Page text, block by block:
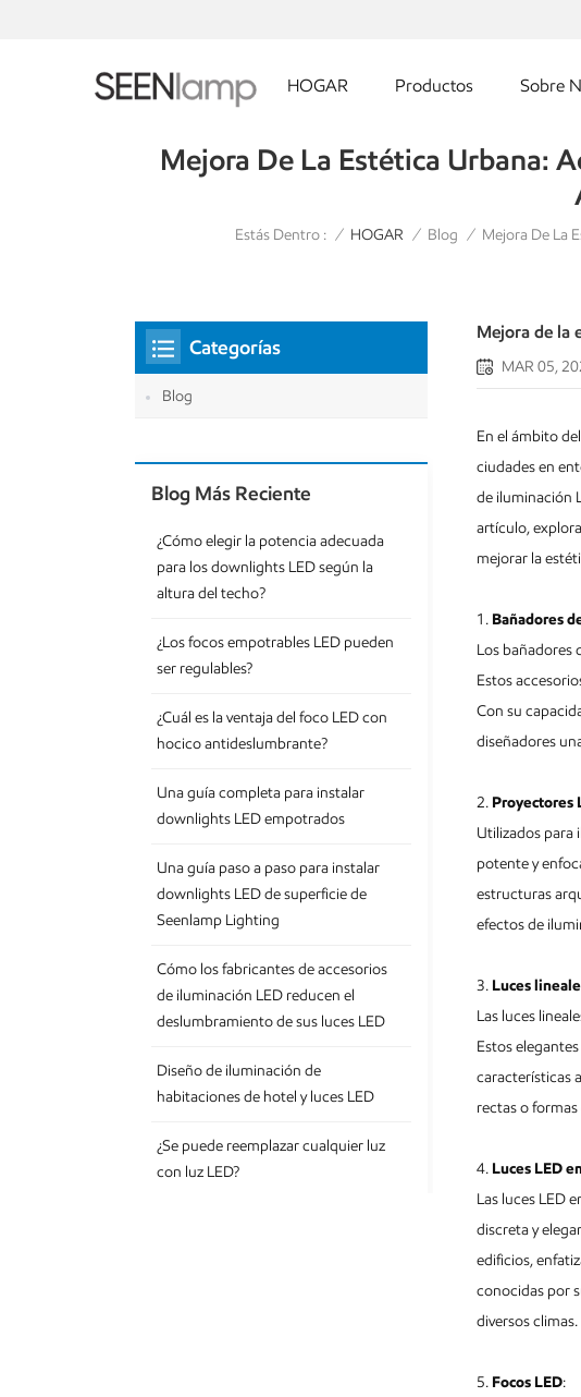
HOGAR Productos Sobre
Mejora De La Estética Urbana:
Estás Dentro : / HOGAR / Blog / Mejora De La
Mejora de la
MAR 05,
En el ámbito
ciudades en
de iluminación
artículo,
mejorar la
1. Bañadores
Los bañadores
Estos
Con su
diseñadores
2. Proyectores
Utilizados para
potente y
estructuras
efectos de
3. Luces
Las luces
Estos
características
rectas o
4. Luces LED
Las luces LED
discreta y
edificios,
conocidas por
diversos climas.
5. Focos LED:
Categorías
Blog
Blog Más Reciente
¿Cómo elegir la potencia adecuada
para los downlights LED según la
altura del techo?
¿Los focos empotrables LED pueden
ser regulables?
¿Cuál es la ventaja del foco LED con
hocico antideslumbrante?
Una guía completa para instalar
downlights LED empotrados
Una guía paso a paso para instalar
downlights LED de superficie de
Seenlamp Lighting
Cómo los fabricantes de accesorios
de iluminación LED reducen el
deslumbramiento de sus luces LED
Diseño de iluminación de
habitaciones de hotel y luces LED
¿Se puede reemplazar cualquier luz
con luz LED?